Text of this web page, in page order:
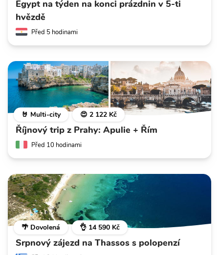
Egypt na týden na konci prázdnin v 5-ti
hvězdě
Před 5 hodinami
🤘 Multi-city 😍 2 122 Kč
Říjnový trip z Prahy: Apulie + Řím
Před 10 hodinami
🌴 Dovolená 👌 14 590 Kč
Srpnový zájezd na Thassos s polopenzí